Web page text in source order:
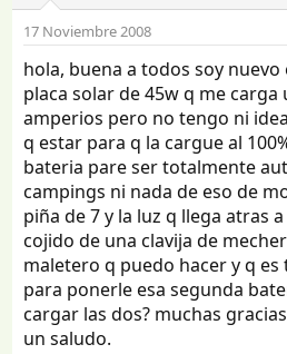
17 Noviembre 2008
hola, buena a todos soy
placa solar de 45w q me carga
amperios pero no tengo ni
q estar para q la cargue al
bateria pare ser totalmente
campings ni nada de eso de
piña de 7 y la luz q llega atras
cojido de una clavija de
maletero q puedo hacer y q
para ponerle esa segunda
cargar las dos? muchas gracias
un saludo.